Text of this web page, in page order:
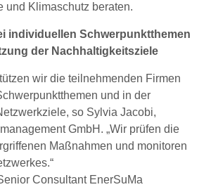
und Klimaschutz beraten.
individuellen Schwerpunktthemen
der Nachhaltigkeitsziele
wir die teilnehmenden Firmen
und in der
so Sylvia Jacobi,
GmbH. „Wir prüfen die
Maßnahmen und monitoren
Consultant EnerSuMa